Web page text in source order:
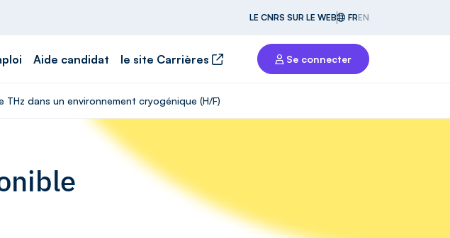
LE CNRS SUR LE WEB FREN
Aide candidat le site Carrières Se connecter
dans un environnement cryogénique (H/F)